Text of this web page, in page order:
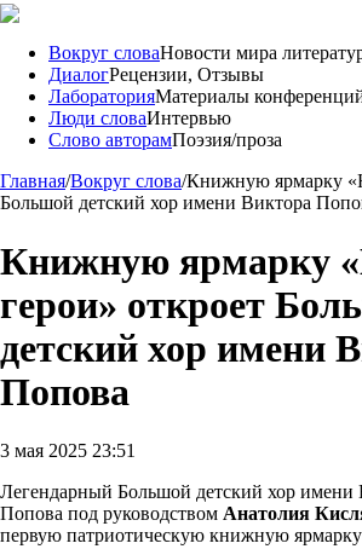
Вокруг словаНовости мира
ДиалогРецензии, Отзывы
ЛабораторияМатериалы
Люди словаИнтервью
Слово авторамПоэзия/проза
Главная/Вокруг слова/Книжную ярмарку
Большой детский хор имени Виктора
Книжную ярмарку
герои» откроет
детский хор имени
Попова
3 мая 2025 23:51
Легендарный Большой детский хор имени
Попова под руководством Анатолия
первую патриотическую книжную